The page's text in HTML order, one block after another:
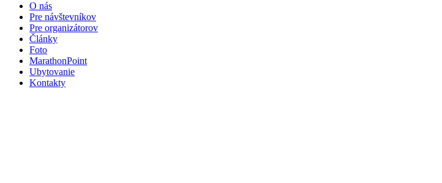
O nás
Pre návštevníkov
Pre organizátorov
Články
Foto
MarathonPoint
Ubytovanie
Kontakty